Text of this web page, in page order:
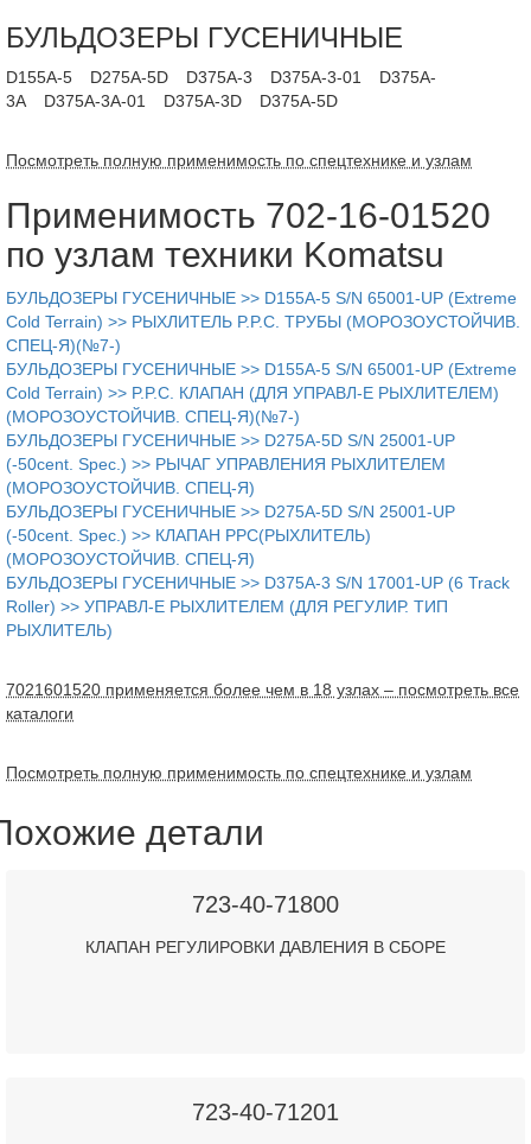
БУЛЬДОЗЕРЫ ГУСЕНИЧНЫЕ
D155A-5 D275A-5D D375A-3 D375A-3-01
D375A-
3A
D375A-3A-01 D375A-3D D375A-5D
Посмотреть полную применимость по спецтехнике и узлам
Применимость 702-16-01520
по узлам техники Komatsu
БУЛЬДОЗЕРЫ ГУСЕНИЧНЫЕ >> D155A-5 S/N 65001-UP (Extreme
Cold Terrain) >> РЫХЛИТЕЛЬ P.P.C. ТРУБЫ (МОРОЗОУСТОЙЧИВ.
СПЕЦ-Я)(№7-)
БУЛЬДОЗЕРЫ ГУСЕНИЧНЫЕ >> D155A-5 S/N 65001-UP (Extreme
Cold Terrain) >> P.P.C. КЛАПАН (ДЛЯ УПРАВЛ-Е РЫХЛИТЕЛЕМ)
(МОРОЗОУСТОЙЧИВ. СПЕЦ-Я)(№7-)
БУЛЬДОЗЕРЫ ГУСЕНИЧНЫЕ >> D275A-5D S/N 25001-UP
(-50cent. Spec.) >> РЫЧАГ УПРАВЛЕНИЯ РЫХЛИТЕЛЕМ
(МОРОЗОУСТОЙЧИВ. СПЕЦ-Я)
БУЛЬДОЗЕРЫ ГУСЕНИЧНЫЕ >> D275A-5D S/N 25001-UP
(-50cent. Spec.) >> КЛАПАН PPC(РЫХЛИТЕЛЬ)
(МОРОЗОУСТОЙЧИВ. СПЕЦ-Я)
БУЛЬДОЗЕРЫ ГУСЕНИЧНЫЕ >> D375A-3 S/N 17001-UP (6 Track
Roller) >> УПРАВЛ-Е РЫХЛИТЕЛЕМ (ДЛЯ РЕГУЛИР. ТИП
РЫХЛИТЕЛЬ)
7021601520 применяется более чем в 18 узлах – посмотреть все
каталоги
Посмотреть полную применимость по спецтехнике и узлам
детали
723-40-71800
КЛАПАН РЕГУЛИРОВКИ ДАВЛЕНИЯ В СБОРЕ
723-40-71201